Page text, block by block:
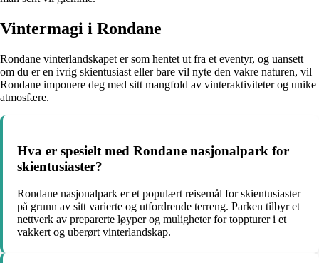
Vintermagi i Rondane
Rondane vinterlandskapet er som hentet ut fra et eventyr, og uansett
om du er en ivrig skientusiast eller bare vil nyte den vakre naturen, vil
Rondane imponere deg med sitt mangfold av vinteraktiviteter og unike
atmosfære.
Hva er spesielt med Rondane nasjonalpark for
skientusiaster?
Rondane nasjonalpark er et populært reisemål for skientusiaster
på grunn av sitt varierte og utfordrende terreng. Parken tilbyr et
nettverk av preparerte løyper og muligheter for toppturer i et
vakkert og uberørt vinterlandskap.